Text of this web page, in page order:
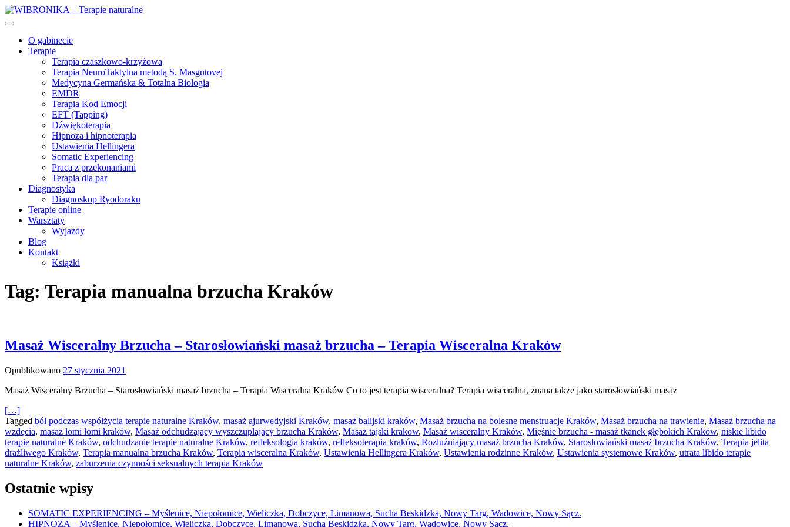
O gabinecie
Terapie
Terapia czaszkowo-krzyżowa
Terapia NeuroTaktylna metodą S. Masgutovej
Medycyna Germańska & Totalna Biologia
EMDR
Terapia Kod Emocji
EFT (Tapping)
Dźwiękoterapia
Hipnoza i hipnoterapia
Ustawienia Hellingera
Somatic Experiencing
Praca z przekonaniami
Terapia dla par
Diagnostyka
Diagnoskop Ryodoraku
Terapie online
Warsztaty
Wyjazdy
Blog
Kontakt
Książki
Tag: Terapia manualna brzucha Kraków
Masaż Wisceralny Brzucha – Starosłowiański masaż brzucha – Terapia Wisceralna Kraków
Opublikowano 27 stycznia 2021
Masaż Wisceralny Brzucha – Starosłowiański masaż brzucha – Terapia Wisceralna Kraków Co to jest terapia wisceralna? Terapia wisceralna, znana także jako starosłowiański masaż
[…]
Tagged ból podczas współżycia terapie naturalne Kraków, masaż ajurwedyjski Kraków, masaż balijski kraków, Masaż brzucha na bolesne menstruacje Kraków, Masaż brzucha na trawienie, Masaż brzucha na
wzdęcia, masaż lomi lomi kraków, Masaż odchudzający wyszczuplający brzucha Kraków, Masaz tajski krakow, Masaż wisceralny Kraków, Mięśnie brzucha - masaż tkanek głębokich Kraków, niskie libido
terapie naturalne Kraków, odchudzanie terapie naturalne Kraków, refleksologia kraków, refleksoterapia kraków, Rozluźniający masaż brzucha Kraków, Starosłowiański masaż brzucha Kraków, Terapia jelita
drażliwego Kraków, Terapia manualna brzucha Kraków, Terapia wisceralna Kraków, Ustawienia Hellingera Kraków, Ustawienia rodzinne Kraków, Ustawienia systemowe Kraków, utrata libido terapie
naturalne Kraków, zaburzenia czynności seksualnych terapia Kraków
Ostatnie wpisy
SOMATIC EXPERIENCING – Myślenice, Niepołomice, Wieliczka, Dobczyce, Limanowa, Sucha Beskidzka, Nowy Targ, Wadowice, Nowy Sącz.
HIPNOZA – Myślenice, Niepołomice, Wieliczka, Dobczyce, Limanowa, Sucha Beskidzka, Nowy Targ, Wadowice, Nowy Sącz.